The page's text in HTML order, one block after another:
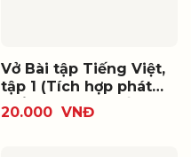
Vở Bài tập Tiếng Việt,
tập 1 (Tích hợp phát
triển năng lực số)
20.000 VNĐ